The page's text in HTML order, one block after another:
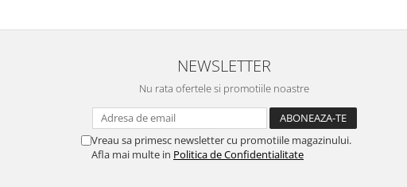
NEWSLETTER
Nu rata ofertele si promotiile noastre
Vreau sa primesc newsletter cu promotiile magazinului.
Afla mai multe in Politica de Confidentialitate